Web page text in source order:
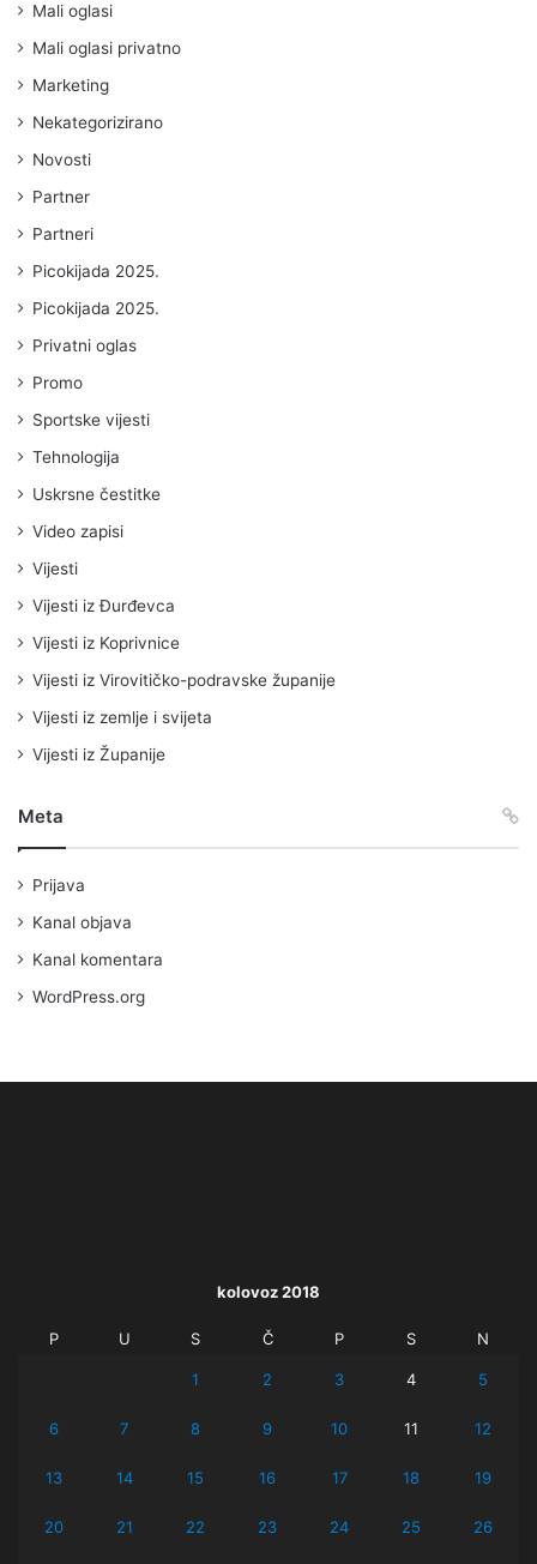
Mali oglasi
Mali oglasi privatno
Marketing
Nekategorizirano
Novosti
Partner
Partneri
Picokijada 2025.
Picokijada 2025.
Privatni oglas
Promo
Sportske vijesti
Tehnologija
Uskrsne čestitke
Video zapisi
Vijesti
Vijesti iz Đurđevca
Vijesti iz Koprivnice
Vijesti iz Virovitičko-podravske županije
Vijesti iz zemlje i svijeta
Vijesti iz Županije
Meta
Prijava
Kanal objava
Kanal komentara
WordPress.org
kolovoz 2018
P U S Č P S N
1 2 3 4 5
6 7 8 9 10 11 12
13 14 15 16 17 18 19
20 21 22 23 24 25 26